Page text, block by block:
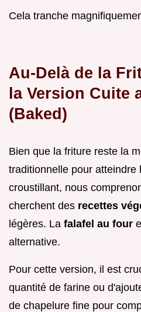
Cela tranche
Au-Delà de la
la Version Cuite
(Baked)
Bien que la friture reste la
traditionnelle pour atteindre
croustillant, nous
cherchent des recettes
légères. La falafel au four
alternative.
Pour cette version, il est
quantité de farine ou
de chapelure fine pour